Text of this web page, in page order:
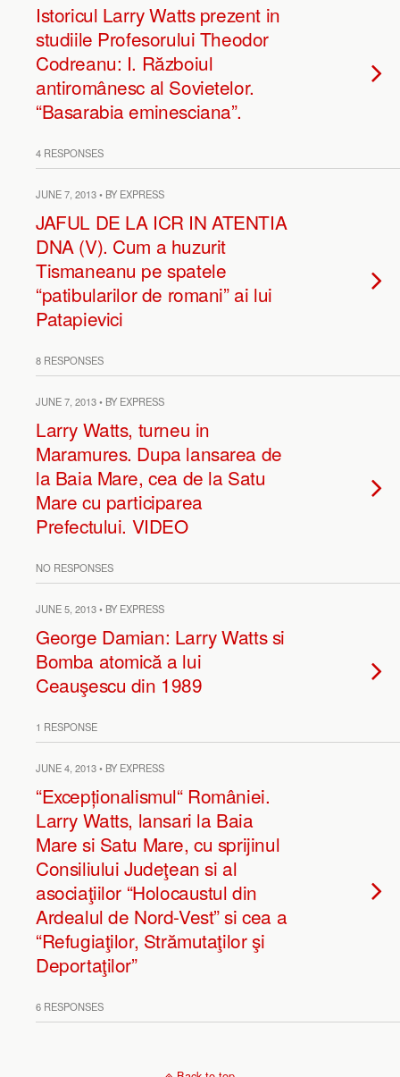
Istoricul Larry Watts prezent in
studiile Profesorului Theodor
Codreanu: I. Războiul
antiromânesc al Sovietelor.
“Basarabia eminesciana”.
4 RESPONSES
JUNE 7, 2013 • BY EXPRESS
JAFUL DE LA ICR IN ATENTIA
DNA (V). Cum a huzurit
Tismaneanu pe spatele
“patibularilor de romani” ai lui
Patapievici
8 RESPONSES
JUNE 7, 2013 • BY EXPRESS
Larry Watts, turneu in
Maramures. Dupa lansarea de
la Baia Mare, cea de la Satu
Mare cu participarea
Prefectului. VIDEO
NO RESPONSES
JUNE 5, 2013 • BY EXPRESS
George Damian: Larry Watts si
Bomba atomică a lui
Ceauşescu din 1989
1 RESPONSE
JUNE 4, 2013 • BY EXPRESS
“Excepționalismul“ României.
Larry Watts, lansari la Baia
Mare si Satu Mare, cu sprijinul
Consiliului Judeţean si al
asociaţiilor “Holocaustul din
Ardealul de Nord-Vest” si cea a
“Refugiaţilor, Strămutaţilor şi
Deportaţilor”
6 RESPONSES